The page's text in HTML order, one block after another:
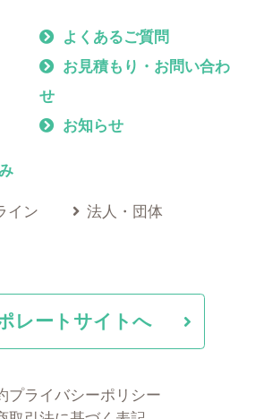
よくあるご質問
お見積もり・お問い合わ
せ
お知らせ
イン 法人・団体
レートサイトへ
プライバシーポリシー